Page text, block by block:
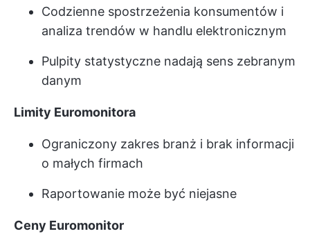
Codzienne spostrzeżenia konsumentów i
analiza trendów w handlu elektronicznym
Pulpity statystyczne nadają sens zebranym
danym
Limity Euromonitora
Ograniczony zakres branż i brak informacji
o małych firmach
Raportowanie może być niejasne
Ceny Euromonitor